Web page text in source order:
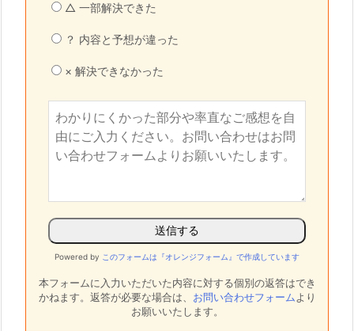
△ 一部解決できた
？ 内容と予想が違った
× 解決できなかった
Powered by このフォームは『オレンジフォーム』で作成しています
本フォームに入力いただいた内容に対する個別の返答はでき
かねます。 返答が必要な場合は、 お問い合わせフォームより
お願いいたします。